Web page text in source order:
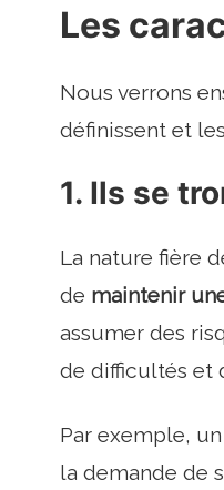
Les
Nous verrons
définissent et
1. Ils se
La nature fière
de maintenir
assumer des
de difficultés et
Par exemple,
la demande de